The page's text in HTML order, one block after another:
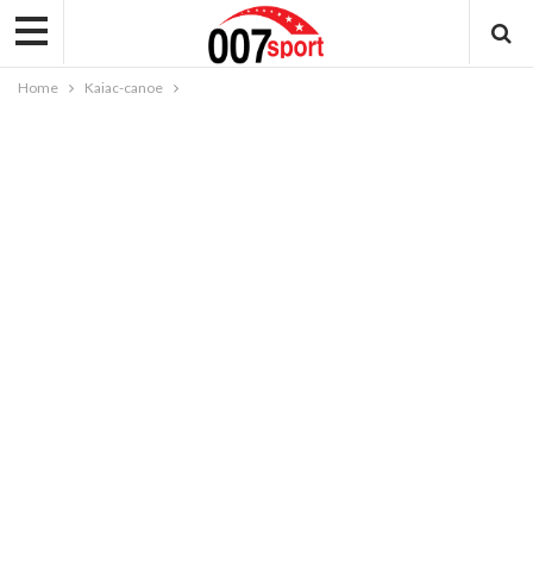
Home Kaiac-canoe